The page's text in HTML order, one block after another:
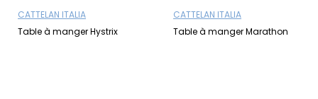
CATTELAN ITALIA
Table à manger Hystrix
CATTELAN ITALIA
Table à manger Marathon